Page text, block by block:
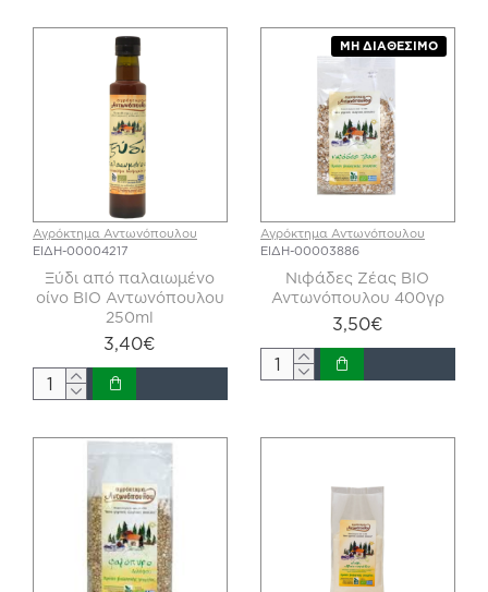
Αγρόκτημα Αντωνόπουλου
ΕΙΔΗ-00004217
Ξύδι από παλαιωμένο
οίνο ΒΙΟ Αντωνόπουλου
250ml
3,40€
ΜΗ ΔΙΑΘΈΣΙΜΟ
Αγρόκτημα Αντωνόπουλου
ΕΙΔΗ-00003886
Νιφάδες Ζέας ΒΙΟ
Αντωνόπουλου 400γρ
3,50€